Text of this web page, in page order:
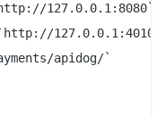
127.0.0.1:8080`)
apidog/`